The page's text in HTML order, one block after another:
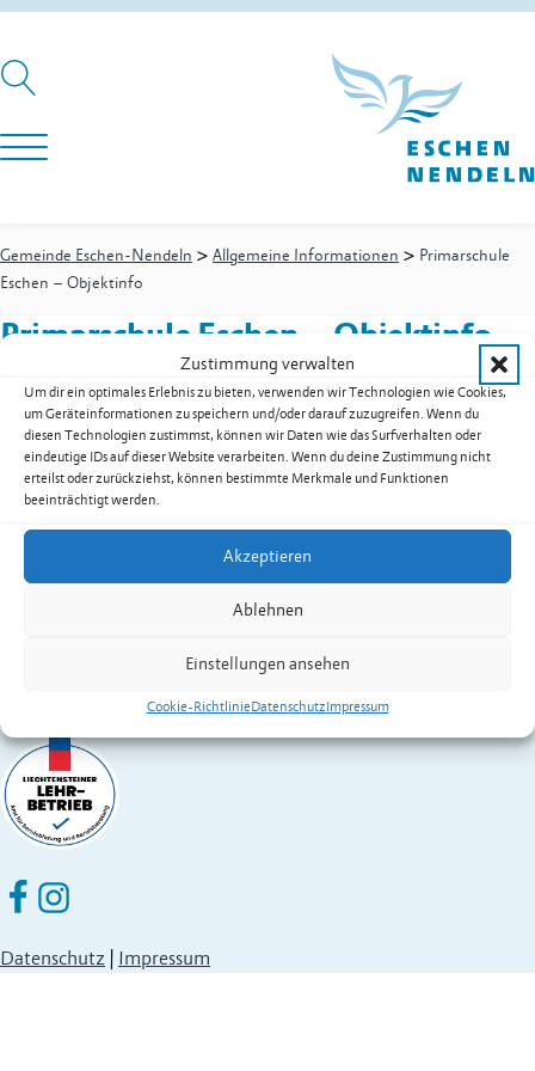
Zustimmung verwalten
Um dir ein optimales Erlebnis zu bieten, verwenden wir Technologien wie Cookies,
um Geräteinformationen zu speichern und/oder darauf zuzugreifen. Wenn du
diesen Technologien zustimmst, können wir Daten wie das Surfverhalten oder
eindeutige IDs auf dieser Website verarbeiten. Wenn du deine Zustimmung nicht
erteilst oder zurückziehst, können bestimmte Merkmale und Funktionen
beeinträchtigt werden.
Akzeptieren
Ablehnen
Einstellungen ansehen
Cookie-RichtlinieDatenschutzImpressum
Gemeinde Eschen-Nendeln > Allgemeine Informationen > Primarschule
Eschen – Objektinfo
Primarschule Eschen – Objektinfo
Primarschule Eschen – Objektinfo als PDF herunterladen
Zur Übersicht der Downloads
Gemeinde Eschen-Nendeln
St. Martins-Ring 2, 9492 Eschen
Festnetz+423 377 50 10,verwaltung@eschen.li
Eschen Nendeln auf Facebook
Eschen Nendeln auf Instagram
Datenschutz | Impressum